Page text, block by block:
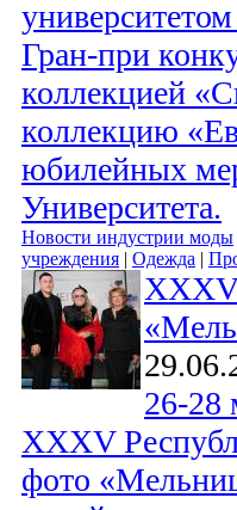
Гран-при
коллекцией
коллекцию
юбилейных
Университета.
Новости индустрии моды
учреждения | Одежда |
XXXV
26-28
XXXV
фото